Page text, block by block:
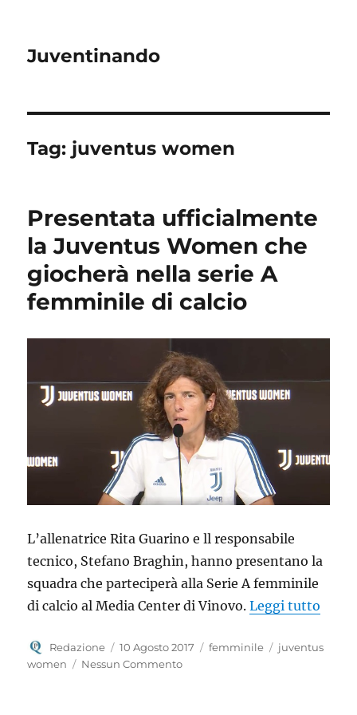
Juventinando
Tag: juventus women
Presentata ufficialmente
la Juventus Women che
giocherà nella serie A
femminile di calcio
L’allenatrice Rita Guarino e ll responsabile
tecnico, Stefano Braghin, hanno presentano la
squadra che parteciperà alla Serie A femminile
di calcio al Media Center di Vinovo.Leggi tutto
Autore
Redazione
Pubblicato
il
10 Agosto 2017 Categorie
femminile Tag
juventus
women
Nessun Commento